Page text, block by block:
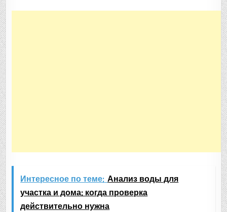
Интересное по теме: Анализ воды для
участка и дома: когда проверка
действительно нужна